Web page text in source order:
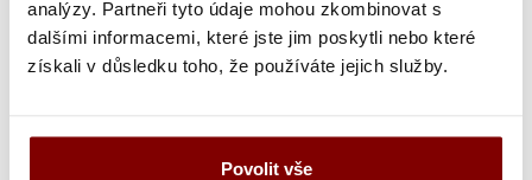
analýzy. Partneři tyto údaje mohou zkombinovat s
dalšími informacemi, které jste jim poskytli nebo které
získali v důsledku toho, že používáte jejich služby.
Povolit vše